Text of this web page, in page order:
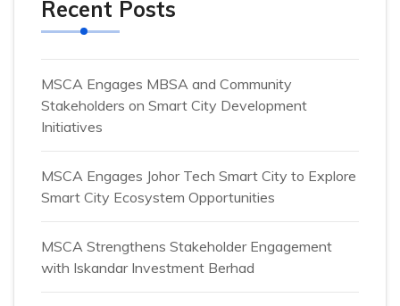
Recent Posts
MSCA Engages MBSA and Community
Stakeholders on Smart City Development
Initiatives
MSCA Engages Johor Tech Smart City to Explore
Smart City Ecosystem Opportunities
MSCA Strengthens Stakeholder Engagement
with Iskandar Investment Berhad